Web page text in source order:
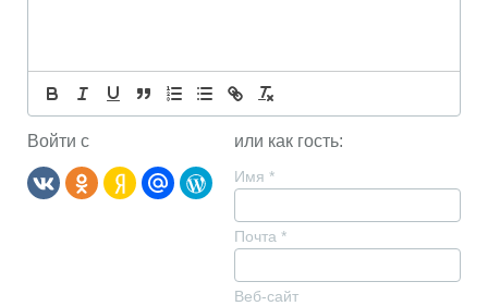
Войти с или как гость:
Имя *
Почта *
Веб-сайт